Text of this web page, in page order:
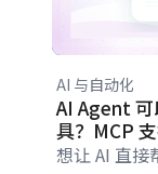
AI 与自动化
AI Agent 可
具？MCP
想让 AI 直接